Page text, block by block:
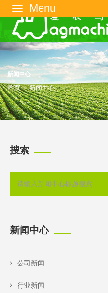
新闻中心
首页 新闻中心
搜索
新闻中心
公司新闻
行业新闻